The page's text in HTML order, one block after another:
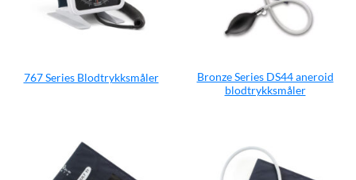
767 Series Blodtrykksmåler
Bronze Series DS44 aneroid
blodtrykksmåler